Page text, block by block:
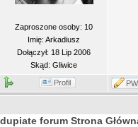
Zaproszone osoby: 10
Imię: Arkadiusz
Dołączył: 18 Lip 2006
Skąd: Gliwice
Profil PW
dupiate forum Strona